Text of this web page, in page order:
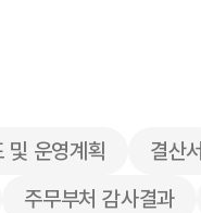
및 운영계획 결산서
주무부처 감사결과